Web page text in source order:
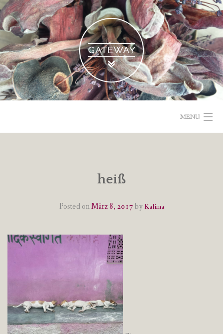
Skip
to
content
MENU
IMPRESSUM & DATENSCHUTZ
heiß
Posted onMärz 8, 2017by Kalima